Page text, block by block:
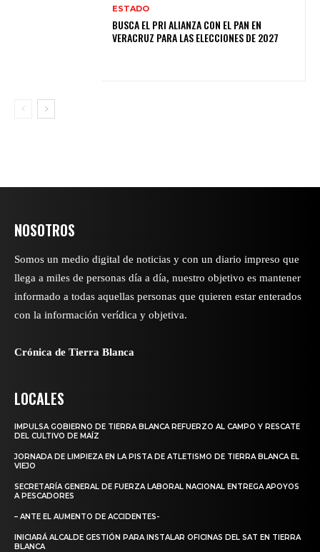
ESTADO
BUSCA EL PRI ALIANZA CON EL PAN EN
VERACRUZ PARA LAS ELECCIONES DE 2027
NOSOTROS
Somos un medio digital de noticias y con un diario impreso que
llega a miles de personas día a día, nuestro objetivo es mantener
informado a todas aquellas personas que quieren estar enterados
con la información verídica y objetiva.
Crónica de Tierra Blanca
LOCALES
IMPULSA GOBIERNO DE TIERRA BLANCA REFUERZO AL CAMPO Y RESCATE
DEL CULTIVO DE MAÍZ
JORNADA DE LIMPIEZA EN LA PISTA DE ATLETISMO DE TIERRA BLANCA EL
VIEJO
SECRETARÍA GENERAL DE FUERZA LABORAL NACIONAL ENTREGA APOYOS
A PESCADORES
– ANTE EL AUMENTO DE ACCIDENTES-
INICIARÁ ALCALDE GESTIÓN PARA INSTALAR OFICINAS DEL SAT EN TIERRA
BLANCA